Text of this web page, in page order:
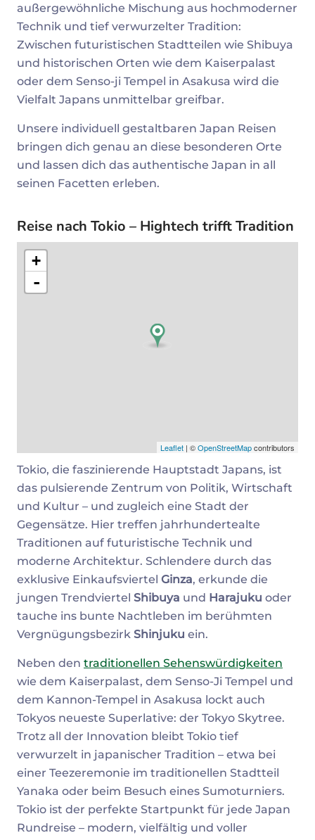
außergewöhnliche Mischung aus hochmoderner
Technik und tief verwurzelter Tradition:
Zwischen futuristischen Stadtteilen wie Shibuya
und historischen Orten wie dem Kaiserpalast
oder dem Senso-ji Tempel in Asakusa wird die
Vielfalt Japans unmittelbar greifbar.
Unsere individuell gestaltbaren Japan Reisen
bringen dich genau an diese besonderen Orte
und lassen dich das authentische Japan in all
seinen Facetten erleben.
Reise nach Tokio – Hightech trifft Tradition
+
-
Leaflet | ©OpenStreetMapcontributors
Tokio, die faszinierende Hauptstadt Japans, ist
das pulsierende Zentrum von Politik, Wirtschaft
und Kultur – und zugleich eine Stadt der
Gegensätze. Hier treffen jahrhundertealte
Traditionen auf futuristische Technik und
moderne Architektur. Schlendere durch das
exklusive Einkaufsviertel Ginza, erkunde die
jungen Trendviertel Shibuya und Harajuku oder
tauche ins bunte Nachtleben im berühmten
Vergnügungsbezirk Shinjuku ein.
Neben den traditionellen Sehenswürdigkeiten
wie dem Kaiserpalast, dem Senso-Ji Tempel und
dem Kannon-Tempel in Asakusa lockt auch
Tokyos neueste Superlative: der Tokyo Skytree.
Trotz all der Innovation bleibt Tokio tief
verwurzelt in japanischer Tradition – etwa bei
einer Teezeremonie im traditionellen Stadtteil
Yanaka oder beim Besuch eines Sumoturniers.
Tokio ist der perfekte Startpunkt für jede Japan
Rundreise – modern, vielfältig und voller